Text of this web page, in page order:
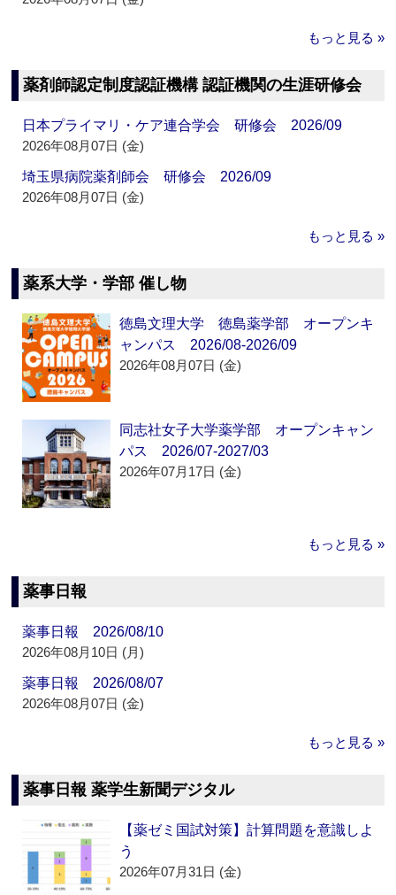
もっと見る »
薬剤師認定制度認証機構 認証機関の生涯研修会
日本プライマリ・ケア連合学会 研修会 2026/09
2026年08月07日 (金)
埼玉県病院薬剤師会 研修会 2026/09
2026年08月07日 (金)
もっと見る »
薬系大学・学部 催し物
徳島文理大学 徳島薬学部 オープンキ
ャンパス 2026/08-2026/09
2026年08月07日 (金)
同志社女子大学薬学部 オープンキャン
パス 2026/07-2027/03
2026年07月17日 (金)
もっと見る »
薬事日報
薬事日報 2026/08/10
2026年08月10日 (月)
薬事日報 2026/08/07
2026年08月07日 (金)
もっと見る »
薬事日報 薬学生新聞デジタル
【薬ゼミ国試対策】計算問題を意識しよ
う
2026年07月31日 (金)